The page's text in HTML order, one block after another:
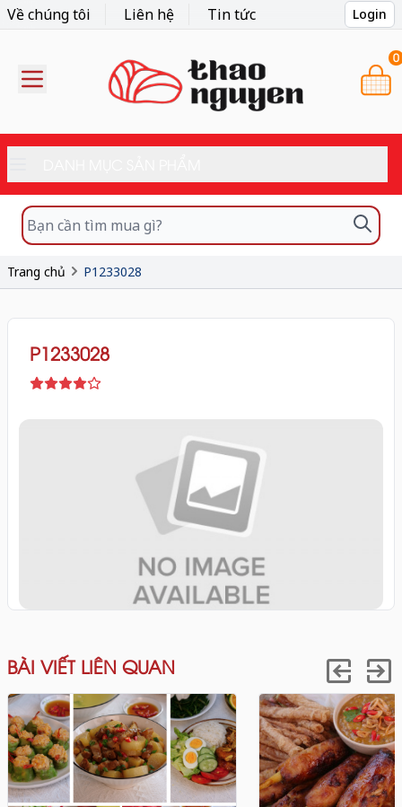
Về chúng tôi Liên hệ Tin tức Login
0
Trang chủ P1233028
P1233028
BÀI VIẾT LIÊN QUAN